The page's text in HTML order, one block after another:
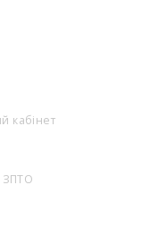
кабінет
ЗПТО